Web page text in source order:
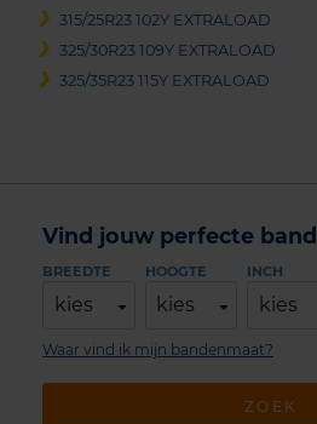
315/25R23 102Y EXTRALOAD
325/30R23 109Y EXTRALOAD
325/35R23 115Y EXTRALOAD
Vind jouw perfecte band
BREEDTE
kies
HOOGTE
kies
INCH
kies
ZOEK
Waar vind ik mijn bandenmaat?